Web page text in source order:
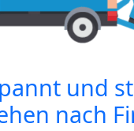
und
nach